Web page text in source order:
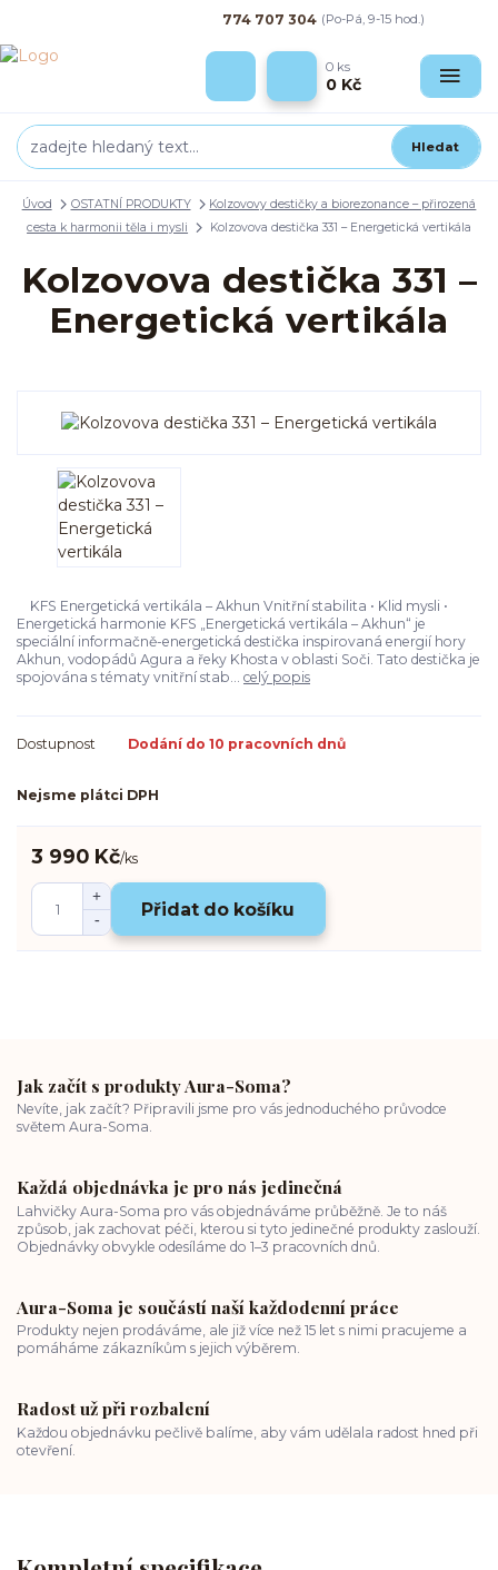
Hledat
774 707 304 (Po-Pá, 9-15 hod.)
0 ks
0 Kč
Úvod OSTATNÍ PRODUKTY
Kolzovovy destičky a biorezonance – přirozená
cesta k harmonii těla i mysli
Kolzovova destička 331 – Energetická vertikála
Kolzovova destička 331 –
Energetická vertikála
KFS Energetická vertikála – Akhun Vnitřní stabilita • Klid mysli •
Energetická harmonie KFS „Energetická vertikála – Akhun“ je
speciální informačně-energetická destička inspirovaná energií hory
Akhun, vodopádů Agura a řeky Khosta v oblasti Soči. Tato destička je
spojována s tématy vnitřní stab... celý popis
Dostupnost Dodání do 10 pracovních dnů
Nejsme plátci DPH
3 990 Kč/ks
Přidat do košíku
Jak začít s produkty Aura-Soma?
Nevíte, jak začít? Připravili jsme pro vás jednoduchého průvodce
světem Aura-Soma.
Každá objednávka je pro nás jedinečná
Lahvičky Aura-Soma pro vás objednáváme průběžně. Je to náš
způsob, jak zachovat péči, kterou si tyto jedinečné produkty zaslouží.
Objednávky obvykle odesíláme do 1–3 pracovních dnů.
Aura-Soma je součástí naší každodenní práce
Produkty nejen prodáváme, ale již více než 15 let s nimi pracujeme a
pomáháme zákazníkům s jejich výběrem.
Radost už při rozbalení
Každou objednávku pečlivě balíme, aby vám udělala radost hned při
otevření.